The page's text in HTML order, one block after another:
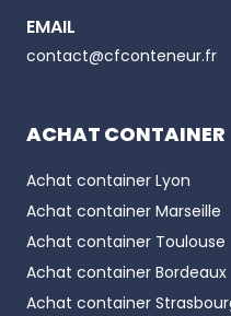
EMAIL
Phone number
contact@cfconteneur.fr
ACHAT CONTAINER
Achat container Lyon
Achat container Marseille
Achat container Toulouse
Achat container Bordeaux
Achat container